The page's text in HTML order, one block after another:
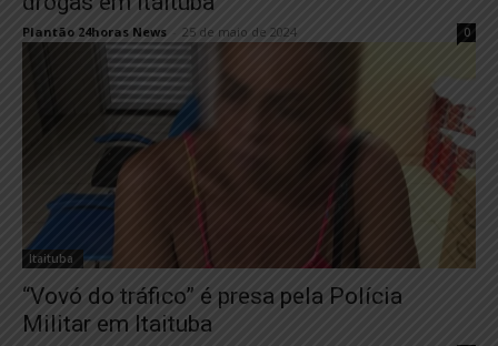
Plantão 24horas News 25 de maio de 2024 0
Itaituba
“Vovó do tráfico” é presa pela Polícia
Militar em Itaituba